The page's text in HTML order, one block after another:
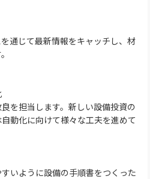
通じて最新情報をキャッチし、材
を担当します。新しい設備投資の
動化に向けて様々な工夫を進めて
いように設備の手順書をつくった